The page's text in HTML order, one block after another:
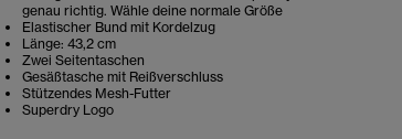
genau richtig. Wähle deine normale Größe
Elastischer Bund mit Kordelzug
Länge: 43,2 cm
Zwei Seitentaschen
Gesäßtasche mit Reißverschluss
Stützendes Mesh-Futter
Superdry Logo